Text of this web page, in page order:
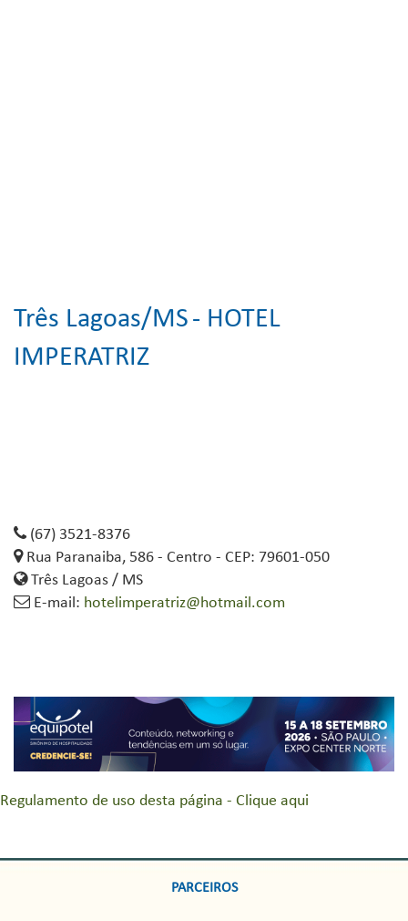
Três Lagoas/MS- HOTEL
IMPERATRIZ
(67) 3521-8376
Rua Paranaiba, 586 - Centro - CEP: 79601-050
Três Lagoas / MS
E-mail: hotelimperatriz@hotmail.com
Regulamento de uso desta página - Clique aqui
PARCEIROS